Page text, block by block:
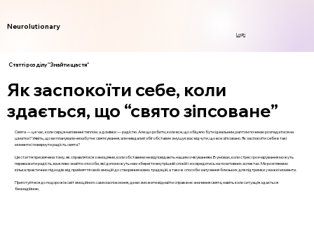
Neurolutionary
Login
Статті розділу "Знайти щастя"
Як заспокоїти себе, коли
здається, що “свято зіпсоване”
Свята — це час, коли серця наповнені теплом, а домівки — радістю. Але що робити, коли все, що обіцяло бути ідеальним, раптом починає розпадатися на
шматки? Уявіть, що ви планували незабутнє святкування, але невдалий збіг обставин змушує вас відчути, що все зіпсовано. Як заспокоїти себе в такі
моменти і повернути радість свята?
Ця стаття присвячена тому, як справлятися з емоціями, коли обставини не відповідають нашим очікуванням. В умовах, коли стрес і розчарування можуть
переважити радість, важливо знайти способи, які допоможуть нам зберегти внутрішній спокій і зосередитись на позитивних аспектах. Ми розглянемо
кілька практичних підходів: від прийняття своїх емоцій до створення нових традицій, а також способи залучення близьких для підтримки у важкі моменти.
Приготуйтеся до подорожі в світ емоційного самозаспокоєння, де ви зможете віднайти справжнє значення свята, навіть коли ситуація здається
безнадійною.